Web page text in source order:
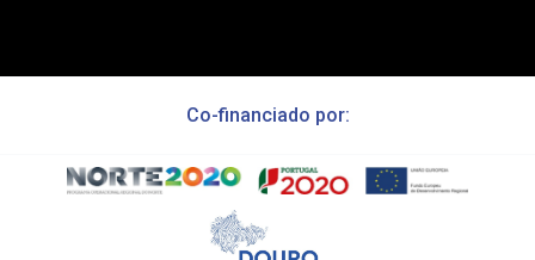
Co-financiado por: